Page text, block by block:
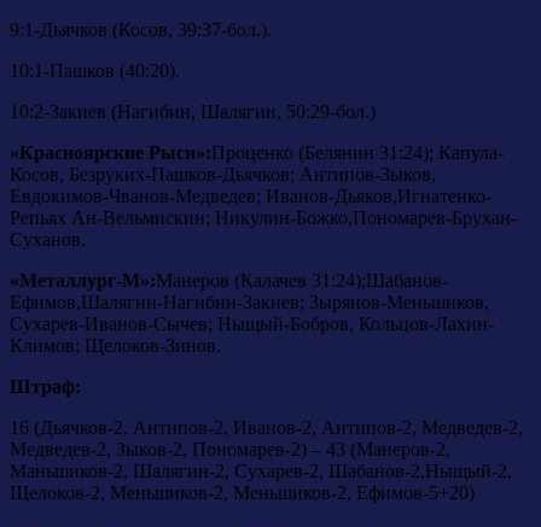
9:1-Дьячков (Косов, 39:37-бол.).
10:1-Пашков (40:20).
10:2-Закиев (Нагибин, Шалягин, 50:29-бол.)
«Красноярские Рыси»:Проценко (Белянин 31:24); Капула-
Косов, Безруких-Пашков-Дьячков; Антипов-Зыков,
Евдокимов-Чванов-Медведев; Иванов-Дьяков,Игнатенко-
Репьях Ан-Вельмискин; Никулин-Божко,Пономарев-Брухан-
Суханов.
«Металлург-М»:Манеров (Калачев 31:24);Шабанов-
Ефимов,Шалягин-Нагибин-Закиев; Зырянов-Меньшиков,
Сухарев-Иванов-Сычев; Ныщый-Бобров, Кольцов-Лахин-
Климов; Щелоков-Зинов.
Штраф:
16 (Дьячков-2, Антипов-2, Иванов-2, Антипов-2, Медведев-2,
Медведев-2, Зыков-2, Пономарев-2) – 43 (Манеров-2,
Маньшиков-2, Шалягин-2, Сухарев-2, Шабанов-2,Ныщый-2,
Щелоков-2, Меньшиков-2, Меньшиков-2, Ефимов-5+20)